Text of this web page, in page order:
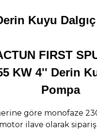
Kuyu Dalgıç
FIRST
KW 4'' Derin
Pompa
göre monofaze
ilave olarak